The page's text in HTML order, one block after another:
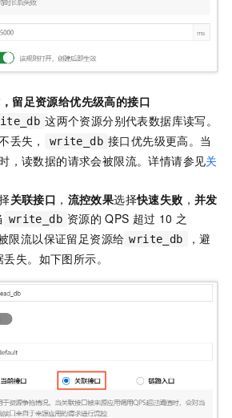
留足资源给优先级高的接口
这两个资源分别代表数据库读写。
丢失，
write_db 接口优先级更高。当
，读数据的请求会被限流。详情请参见关
关联接口 ， 流控效果选择快速失败 ，并发
write_db 资源的 QPS 超过 10 之
限流以保证留足资源给 write_db
，避
丢失。如下图所示。